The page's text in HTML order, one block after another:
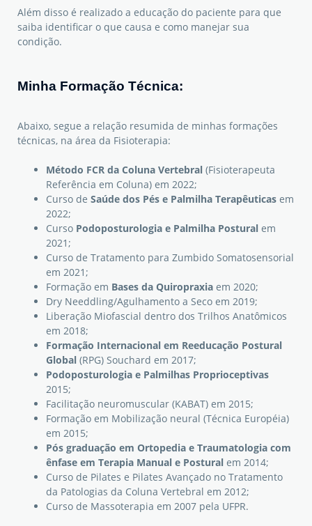
Além disso é realizado a educação do paciente para que
saiba identificar o que causa e como manejar sua
condição.
Minha Formação Técnica:
Abaixo, segue a relação resumida de minhas formações
técnicas, na área da Fisioterapia:
Método FCR da Coluna Vertebral (Fisioterapeuta
Referência em Coluna) em 2022;
Curso deSaúde dos Pés e Palmilha Terapêuticas em
2022;
Curso Podoposturologia e Palmilha Postural em
2021;
Curso de Tratamento para Zumbido Somatosensorial
em 2021;
Formação em Bases da Quiropraxia em 2020;
Dry Needdling/Agulhamento a Seco em 2019;
Liberação Miofascial dentro dos Trilhos Anatômicos
em 2018;
Formação Internacional em Reeducação Postural
Global (RPG) Souchard em 2017;
Podoposturologia e Palmilhas Proprioceptivas
2015;
Facilitação neuromuscular (KABAT) em 2015;
Formação em Mobilização neural (Técnica Européia)
em 2015;
Pós graduação em Ortopedia e Traumatologia com
ênfase em Terapia Manual e Postural em 2014;
Curso de Pilates e Pilates Avançado no Tratamento
da Patologias da Coluna Vertebral em 2012;
Curso de Massoterapia em 2007 pela UFPR.